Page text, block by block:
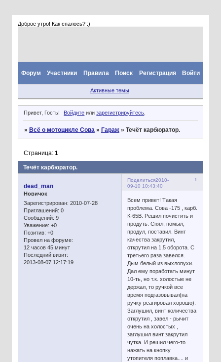
Доброе утро! Как спалось? :)
Форум Участники Правила Поиск Регистрация Войти
Активные темы
Привет, Гость! Войдите илизарегистрируйтесь.
» Всё о мотоцикле Сова » Гараж » Течёт карбюратор.
Течёт карбюратор.
Страница: 1
Поделиться 1
2010-
09-10 10:43:40
dead_man
Новичок
Зарегистрирован: 2010-07-28
Приглашений: 0
Сообщений: 9
Уважение: +0
Позитив: +0
Провел на форуме:
12 часов 45 минут
Последний визит:
2013-08-07 12:17:19
Всем привет! Такая
проблема. Сова -175 , карб.
К-65В. Решил почистить и
продуть. Снял, помыл,
продул, поставил. Винт
качества закрутил,
открутил на 1,5 оборота. С
третьего раза завелся.
Дым белый из выхлопухи.
Дал ему поработать минут
10-ть, но т.к. холостые не
держал, то ручкой все
время подгазовывал(на
ручку реагировал хорошо).
Заглушил, винт количества
открутил , завел - рычит
очень на холостых ,
заглушил винт закрутил
чутка. И решил чего-то
нажать на кнопку
утопителя поплавка.... и